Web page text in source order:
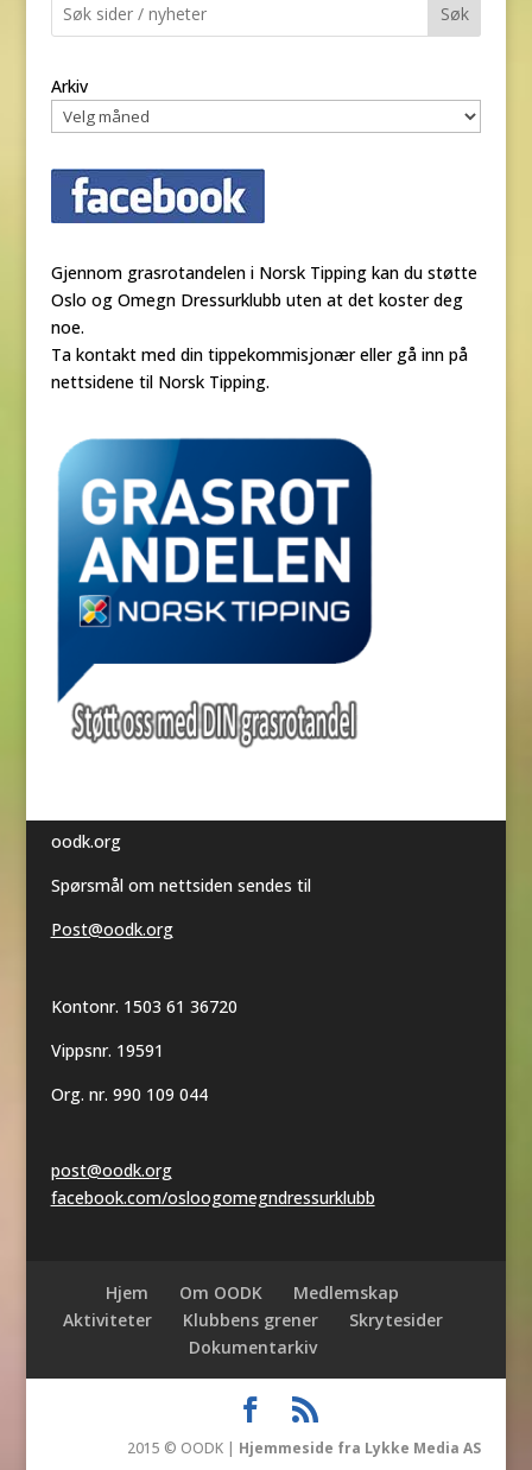
Søk
Arkiv
Gjennom grasrotandelen i Norsk Tipping kan du støtte
Oslo og Omegn Dressurklubb uten at det koster deg
noe.
Ta kontakt med din tippekommisjonær eller gå inn på
nettsidene til Norsk Tipping.
oodk.org
Spørsmål om nettsiden sendes til
Post@oodk.org
Kontonr. 1503 61 36720
Vippsnr. 19591
Org. nr. 990 109 044
post@oodk.org
facebook.com/osloogomegndressurklubb
Hjem Om OODK
Medlemskap
Aktiviteter
Klubbens grener
Skrytesider
Dokumentarkiv
2015 © OODK | Hjemmeside fra Lykke Media AS